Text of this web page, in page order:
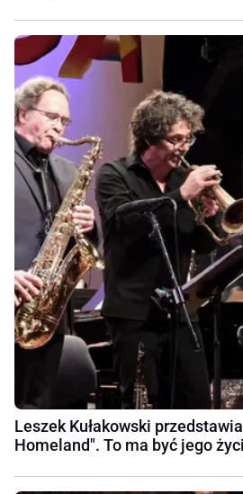
Leszek Kułakowski
Homeland". To ma być jego